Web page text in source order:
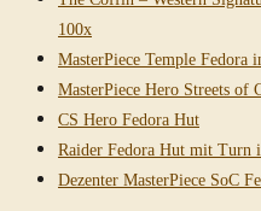
100x
MasterPiece Temple Fedora
MasterPiece Hero Streets of
CS Hero Fedora Hut
Raider Fedora Hut mit Turn
Dezenter MasterPiece SoC